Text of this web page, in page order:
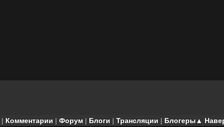
▲
| Комментарии | Форум | Блоги | Трансляции | Блогеры